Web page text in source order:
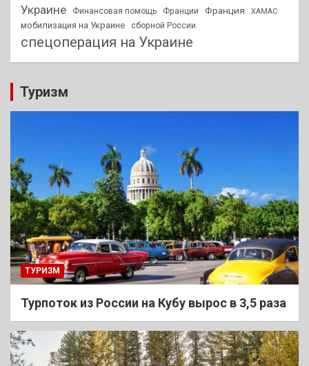
Украине Финансовая помощь Франции Франция ХАМАС
мобилизация на Украине сборной России
спецоперация на Украине
Туризм
ТУРИЗМ
Турпоток из России на Кубу вырос в 3,5 раза